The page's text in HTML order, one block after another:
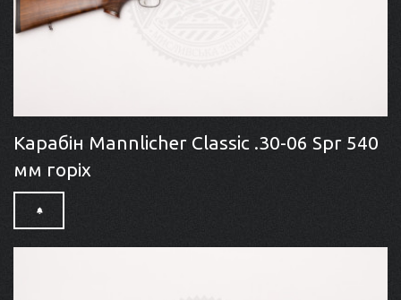
Карабін Mannlicher Classic .30-06 Spr 540
мм горіх